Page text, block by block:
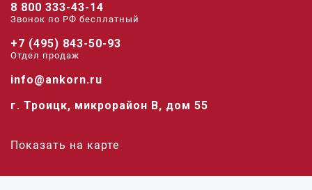
8 800 333-43-14
Звонок по РФ беcплатный
+7 (495) 843-50-93
Отдел продаж
info@ankorn.ru
г. Троицк, микрорайон В, дом 55
Показать на карте